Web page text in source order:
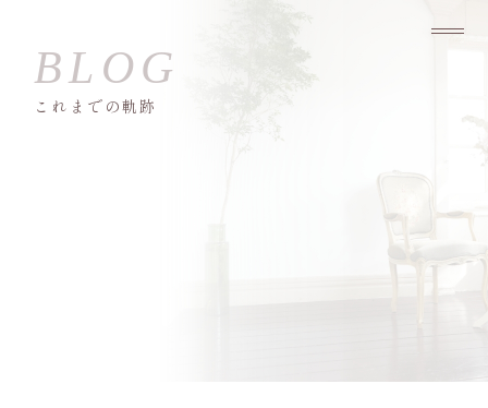
これまでの軌跡